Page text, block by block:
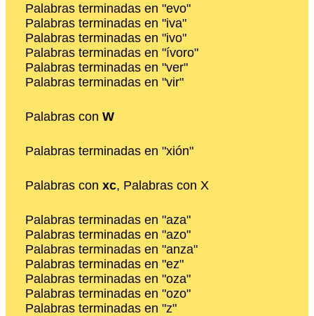
Palabras terminadas en "evo"
Palabras terminadas en "iva"
Palabras terminadas en "ivo"
Palabras terminadas en "ívoro"
Palabras terminadas en "ver"
Palabras terminadas en "vir"
Palabras con W
Palabras terminadas en "xión"
Palabras con xc, Palabras con X
Palabras terminadas en "aza"
Palabras terminadas en "azo"
Palabras terminadas en "anza"
Palabras terminadas en "ez"
Palabras terminadas en "oza"
Palabras terminadas en "ozo"
Palabras terminadas en "z"